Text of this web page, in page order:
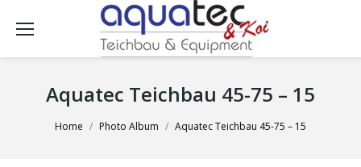
Aquatec Teichbau 45-75 – 15
You are here:
Home Photo Album Aquatec Teichbau 45-75 – 15